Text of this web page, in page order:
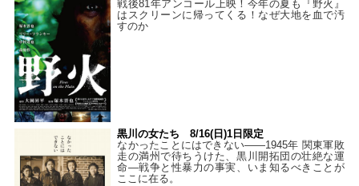
戦後81年アンコール上映！今年の夏も『野火』
はスクリーンに帰ってくる！なぜ大地を血で汚
すのか
黒川の女たち 8/16(日)1日限定
なかったことにはできない——1945年 関東軍敗
走の満州で待ちうけた、黒川開拓団の壮絶な運
命―戦争と性暴力の事実、いま知るべきことが
ここに在る。